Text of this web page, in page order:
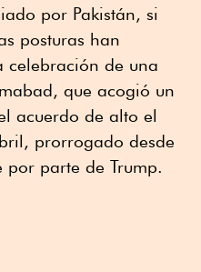
por Pakistán, si
posturas han
celebración de una
que acogió un
acuerdo de alto el
prorrogado desde
por parte de Trump.